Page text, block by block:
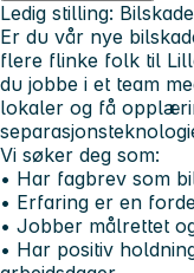
Ledig stilling:
Er du vår nye
flere flinke folk til
du jobbe i et team
lokaler og få
Vi søker deg som:
• Har fagbrev som
• Erfaring er en
• Jobber målrettet
• Har positiv